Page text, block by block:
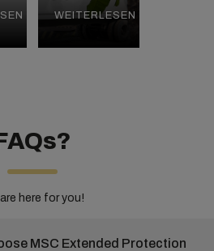
WEITERLESEN
here for you!
MSC Extended Protection